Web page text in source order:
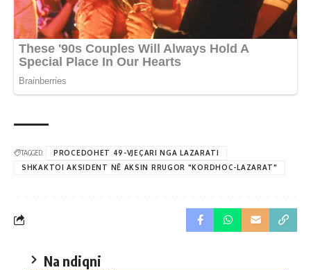
TAGGED:
PROCEDOHET 49-VJEÇARI NGA LAZARATI
SHKAKTOI AKSIDENT NË AKSIN RRUGOR "KORDHOC-LAZARAT"
Na ndiqni